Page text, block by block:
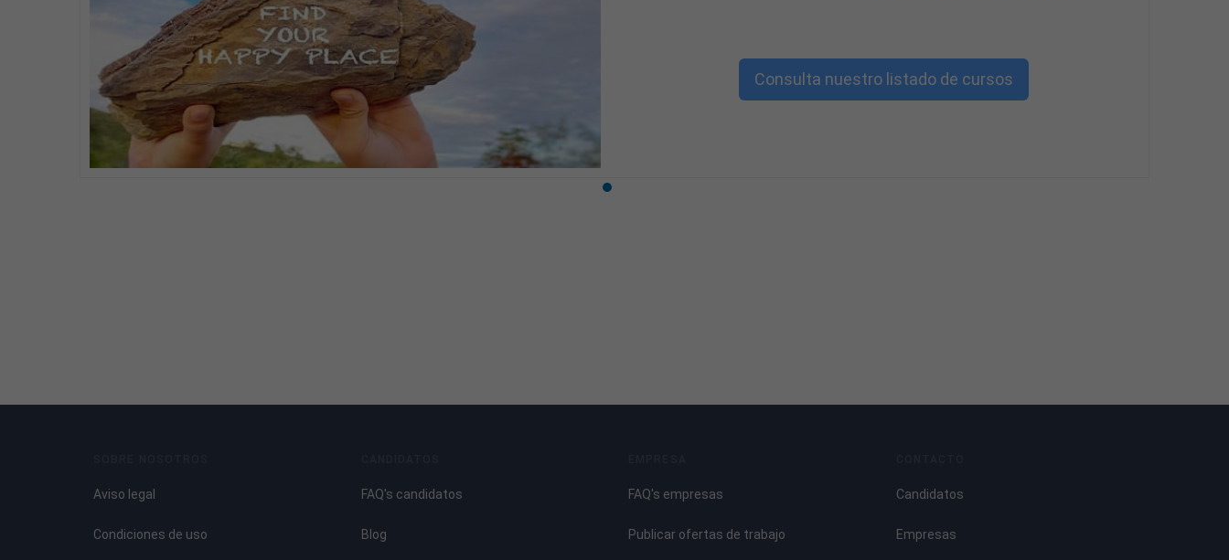
Consulta nuestro listado de cursos
Aviso legal
Condiciones de uso
FAQ's candidatos
Blog
FAQ's empresas
Publicar ofertas de trabajo
Candidatos
Empresas